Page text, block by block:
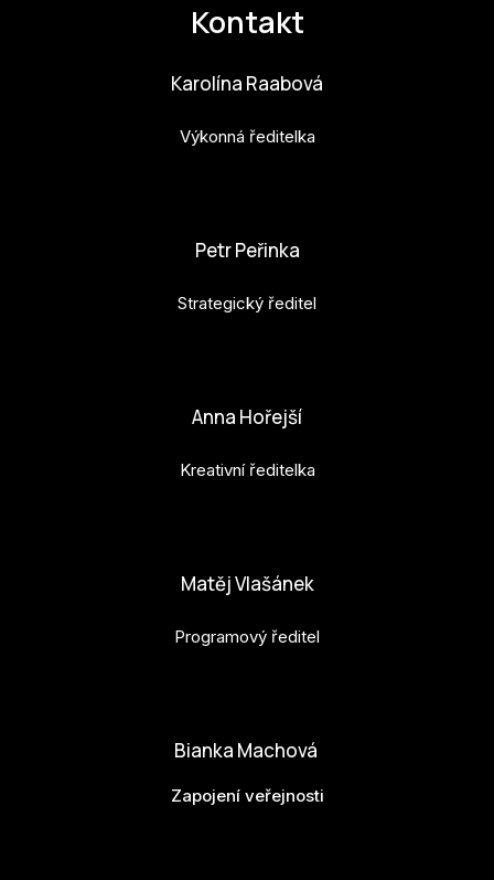
Kontakt
Karolína Raabová
Výkonná ředitelka
Petr Peřinka
Strategický ředitel
Anna Hořejší
Kreativní ředitelka
Matěj Vlašánek
Programový ředitel
Bianka Machová
Zapojení veřejnosti